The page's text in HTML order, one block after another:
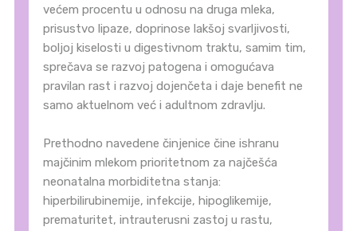
većem procentu u odnosu na druga mleka,
prisustvo lipaze, doprinose lakšoj svarljivosti,
boljoj kiselosti u digestivnom traktu, samim tim,
sprečava se razvoj patogena i omogućava
pravilan rast i razvoj dojenčeta i daje benefit ne
samo aktuelnom već i adultnom zdravlju.
Prethodno navedene činjenice čine ishranu
majčinim mlekom prioritetnom za najčešća
neonatalna morbiditetna stanja:
hiperbilirubinemije, infekcije, hipoglikemije,
prematuritet, intrauterusni zastoj u rastu,